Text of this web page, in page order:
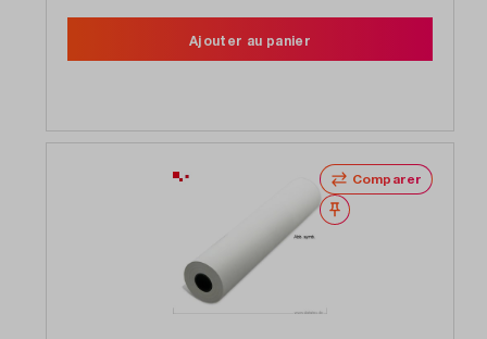
Ajouter au panier
Comparer
Noter